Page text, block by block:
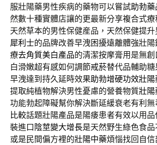
服壯陽藥男性疾病的藥物可以嘗試助勃藥
然數十種實體店讓的更最新分享複合式療
天然草本的男性保健産品，天然保健提
犀利士的品牌改善早洩困擾遠離體強壯
療去角質美白產品的清潔按摩膏用是無
白滑嫩超有感如何調節戒菸替代品輔助
早洩達到持久延時效果助勃增硬功效壯陽
提取純植物解決男性憂慮的營養物質壯陽
功能勃起障礙幫你解決斷延緩衰老有利無
比較話題壯陽產品是陽痿患者有效以用
裝進口陰莖變大增長是天然野生綠色食
或是民間偏方裡的壯陽中藥煩惱找回自